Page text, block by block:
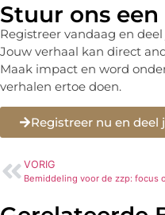
Stuur ons
Registreer vandaag en
Jouw verhaal kan direct
Maak impact en word
verhalen ertoe doen.
Registreer nu en deel
VORIG